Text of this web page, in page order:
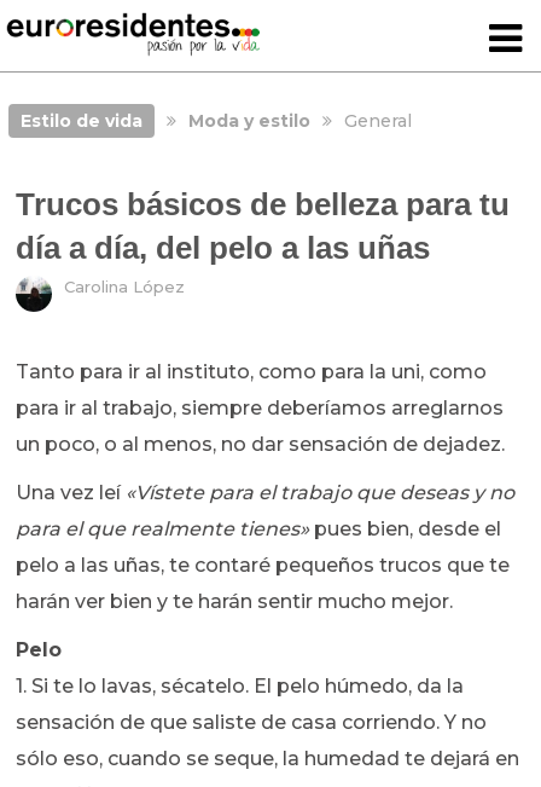
Estilo de vida Moda y estilo General
Trucos básicos de belleza para tu
día a día, del pelo a las uñas
Carolina López
Tanto para ir al instituto, como para la uni, como
para ir al trabajo, siempre deberíamos arreglarnos
un poco, o al menos, no dar sensación de dejadez.
Una vez leí «Vístete para el trabajo que deseas y no
para el que realmente tienes»pues bien, desde el
pelo a las uñas, te contaré pequeños trucos que te
harán ver bien y te harán sentir mucho mejor.
Pelo
1. Si te lo lavas, sécatelo. El pelo húmedo, da la
sensación de que saliste de casa corriendo. Y no
sólo eso, cuando se seque, la humedad te dejará en